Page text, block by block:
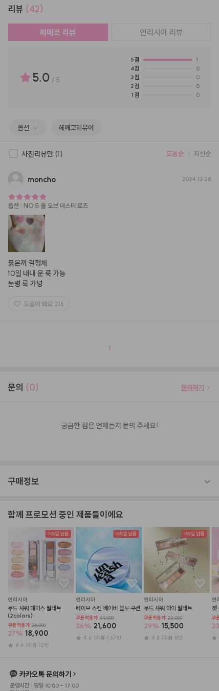
리뷰 (42)
헤메코 리뷰 언리시아 리뷰
5.0 / 5
5점
1
4점
0
3점
0
2점
0
1 점 0
옵션 헤메코리뷰어
사진리뷰만 (1) 도움순 최신순
moncho 2024.12.28
옵션 : NO.5 올 오브 더스티 로즈
붉은끼 결정체
10일 내내 운 룩 가능
눈병 룩 가넝
도움이 돼요 216
1
문의 (0) 문의하기
궁금한 점은 언제든지 문의 주세요!
구매정보
함께 프로모션 중인 제품들이에요
145일 남음
언리시아
무드 샤워 페이스 팔레트
(2colors)
쿠폰적용가 26,000
27% 18,900
4.6 (리뷰 129)
145일 남음
언리시아
베이브 스킨 베이비 블루 쿠션
쿠폰적용가 34,000
36% 21,600
4.6 (리뷰 1,679)
145일 남음
언리시아
무드 샤워 아이 팔레트
쿠폰적용가 22,000
29% 15,500
4.8 (리뷰 80)
언
겟
쿠
23
카카오톡 문의하기
운영시간 : 평일 10:00 - 17:00